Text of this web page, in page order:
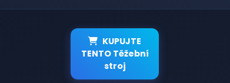
KUPUJTE
TENTO Těžební
stroj